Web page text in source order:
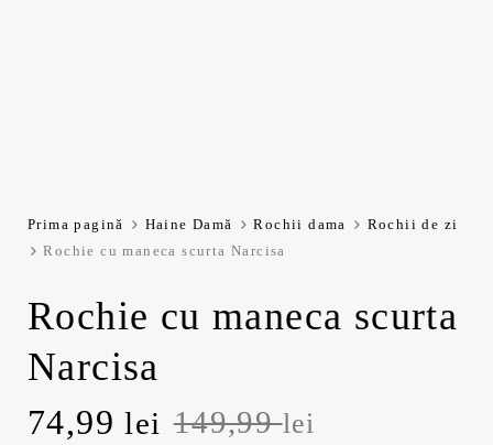
Prima pagină Haine Damă Rochii dama
Rochii de zi
Rochie cu maneca scurta Narcisa
Rochie cu maneca scurta
Narcisa
149,99lei
Prețul
74,99lei
Prețul